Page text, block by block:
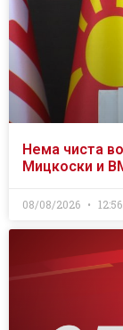
Нема чиста
Мицкоски и
08/08/2026 12:56